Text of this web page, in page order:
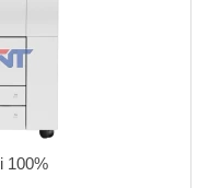
100%